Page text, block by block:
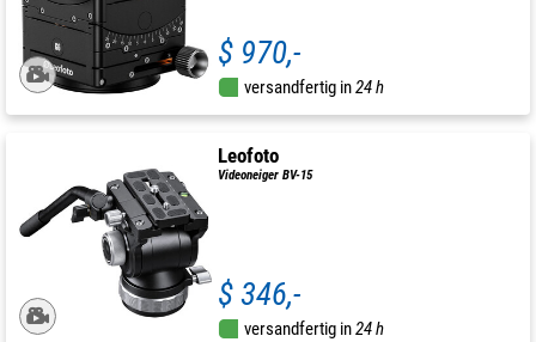
$ 970,-
versandfertig in24 h
Leofoto
Videoneiger BV-15
$ 346,-
versandfertig in24 h